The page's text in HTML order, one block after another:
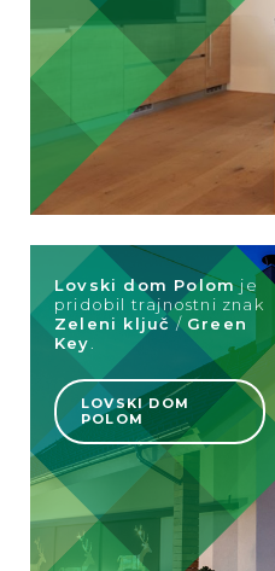
Lovski dom Polomje
pridobil trajnostni znak
Zeleni ključ/ Green
Key
LOVSKI DOM
POLOM